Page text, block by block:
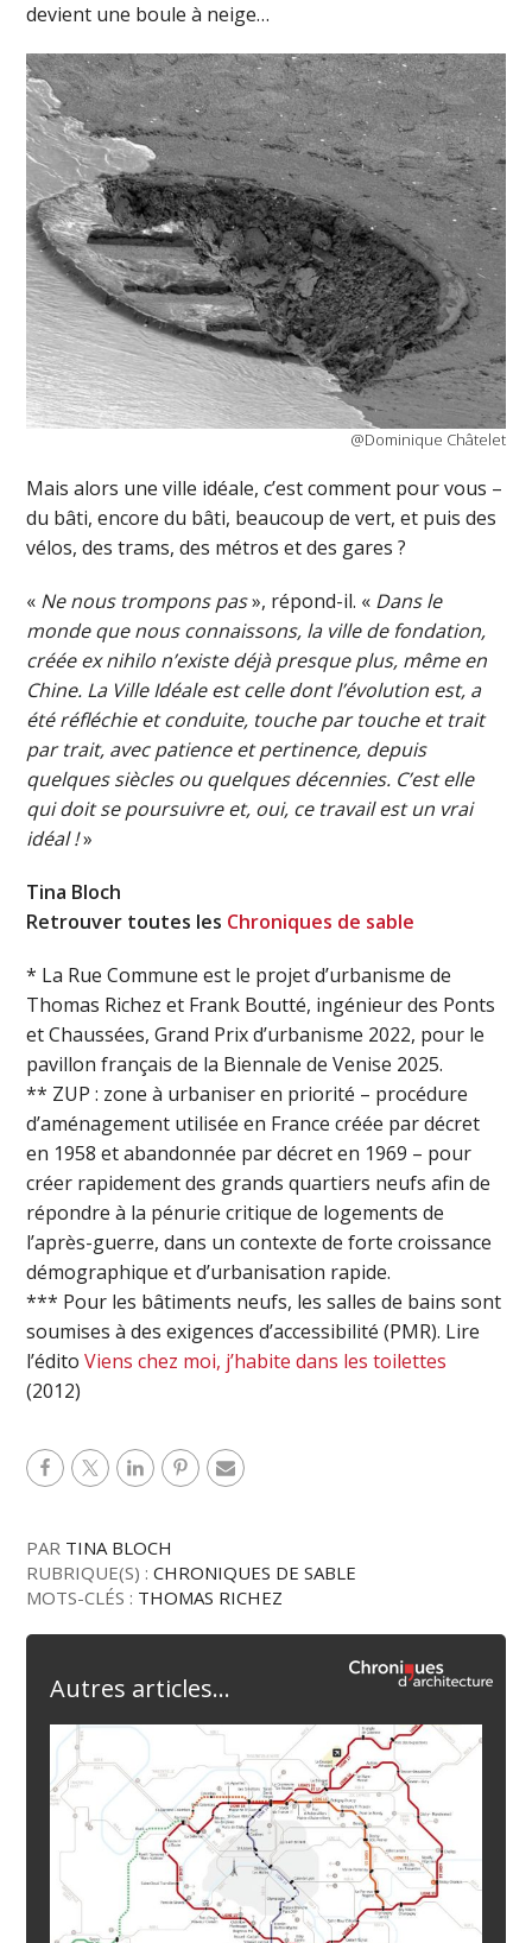
devient une boule à neige…
@Dominique Châtelet
Mais alors une ville idéale, c’est comment pour vous –
du bâti, encore du bâti, beaucoup de vert, et puis des
vélos, des trams, des métros et des gares ?
« Ne nous trompons pas», répond-il. « Dans le
monde que nous connaissons, la ville de fondation,
créée ex nihilo n’existe déjà presque plus, même en
Chine. La Ville Idéale est celle dont l’évolution est, a
été réfléchie et conduite, touche par touche et trait
par trait, avec patience et pertinence, depuis
quelques siècles ou quelques décennies. C’est elle
qui doit se poursuivre et, oui, ce travail est un vrai
idéal !»
Tina Bloch
Retrouver toutes les Chroniques de sable
* La Rue Commune est le projet d’urbanisme de
Thomas Richez et Frank Boutté, ingénieur des Ponts
et Chaussées, Grand Prix d’urbanisme 2022, pour le
pavillon français de la Biennale de Venise 2025.
** ZUP : zone à urbaniser en priorité – procédure
d’aménagement utilisée en France créée par décret
en 1958 et abandonnée par décret en 1969 – pour
créer rapidement des grands quartiers neufs afin de
répondre à la pénurie critique de logements de
l’après-guerre, dans un contexte de forte croissance
démographique et d’urbanisation rapide.
*** Pour les bâtiments neufs, les salles de bains sont
soumises à des exigences d’accessibilité (PMR). Lire
l’éditoViens chez moi, j’habite dans les toilettes
(2012)
PAR TINA BLOCH
RUBRIQUE(S) :CHRONIQUES DE SABLE
MOTS-CLÉS : THOMAS RICHEZ
Autres articles...